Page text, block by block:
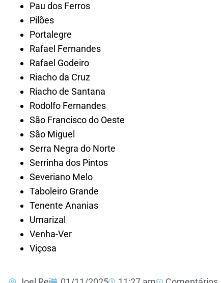
Pau dos Ferros
Pilões
Portalegre
Rafael Fernandes
Rafael Godeiro
Riacho da Cruz
Riacho de Santana
Rodolfo Fernandes
São Francisco do Oeste
São Miguel
Serra Negra do Norte
Serrinha dos Pintos
Severiano Melo
Taboleiro Grande
Tenente Ananias
Umarizal
Venha-Ver
Viçosa